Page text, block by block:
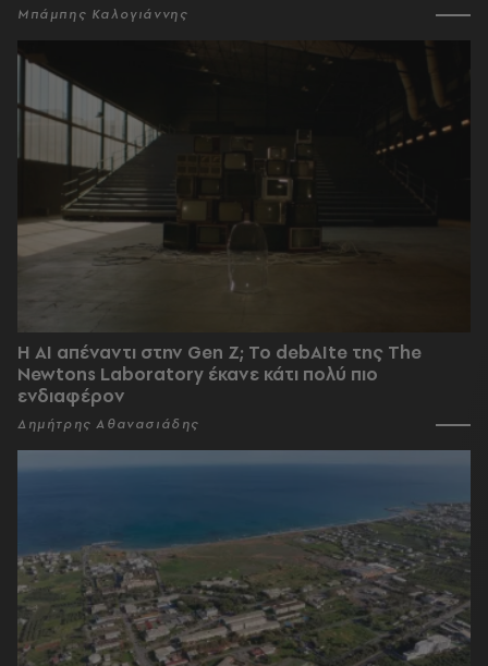
Μπάμπης Καλογιάννης
Η AI απέναντι στην Gen Z; Το debAIte της The
Newtons Laboratory έκανε κάτι πολύ πιο
ενδιαφέρον
Δημήτρης Αθανασιάδης